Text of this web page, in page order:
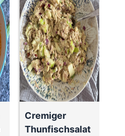
Cremiger
Thunfischsalat